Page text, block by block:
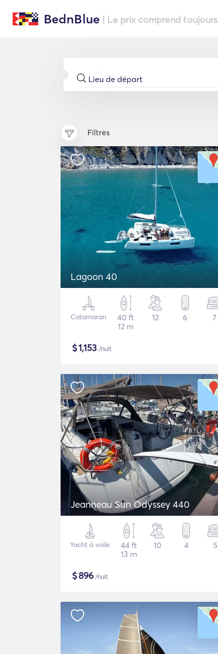
BednBlue | Le prix comprend
Filtres
Lagoon 40
Catamaran
40 ft
12 m
12 6 7
$1,153 /nuit
Jeanneau Sun Odyssey 440
Yacht à voile
44 ft
13 m
10 4 5
$896/nuit